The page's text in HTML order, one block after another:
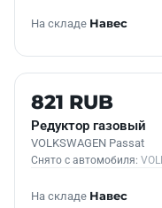
На складе Навес
Б/У В НАЛИЧИИ
821 RUB
Редуктор газовый
VOLKSWAGEN Passat
Снято с автомобиля:
На складе Навес